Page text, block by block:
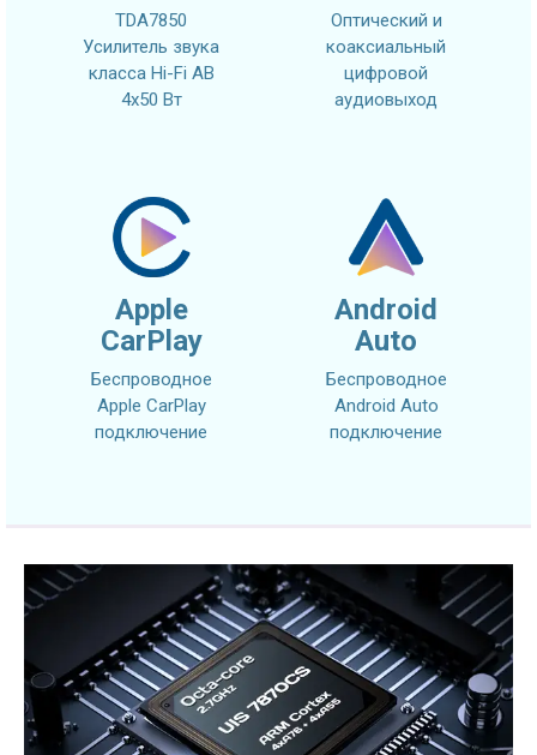
TDA7850
Усилитель звука
класса Hi-Fi AB
4x50 Вт
Оптический и
коаксиальный
цифровой
аудиовыход
Apple
CarPlay
Беспроводное
Apple CarPlay
подключение
Android
Auto
Беспроводное
Android Auto
подключение